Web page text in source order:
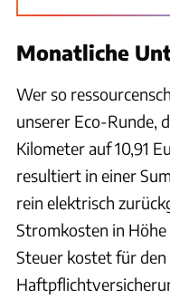
Monatliche
Wer so
unserer Eco-Runde,
Kilometer auf 10,91
resultiert in einer
rein elektrisch
Stromkosten in Höhe
Steuer kostet für den